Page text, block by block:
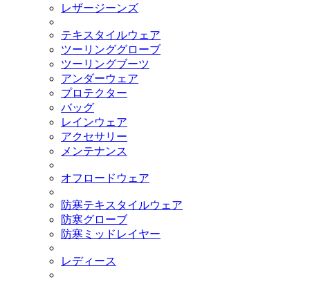
レザージーンズ
テキスタイルウェア
ツーリンググローブ
ツーリングブーツ
アンダーウェア
プロテクター
バッグ
レインウェア
アクセサリー
メンテナンス
オフロードウェア
防寒テキスタイルウェア
防寒グローブ
防寒ミッドレイヤー
レディース